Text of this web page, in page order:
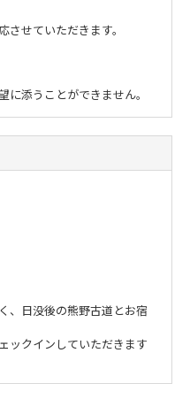
せていただきます。
添うことができません。
、日没後の熊野古道とお宿
ックインしていただきます